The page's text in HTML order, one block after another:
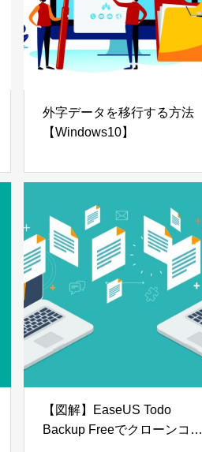
外字データを移行する方法
【Windows10】
【図解】EaseUS Todo
Backup Freeでクローンコピ